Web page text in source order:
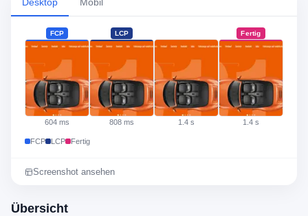
FCP
604 ms
LCP
808 ms 1.4 s
Fertig
1.4 s
FCP LCP Fertig
Screenshot ansehen
Übersicht